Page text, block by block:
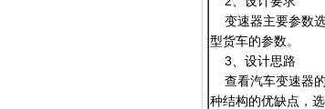
变速器主要参数选
型货车的参数。
3、设计思路
查看汽车变速器的
种结构的优缺点，